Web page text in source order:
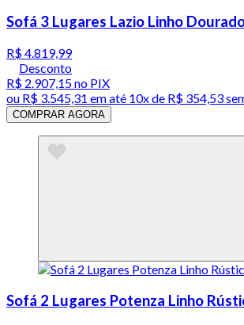
Sofá 3 Lugares Lazio Linho
R$ 4.819,99
Desconto
R$ 2.907,15no PIX
ou R$ 3.545,31 em até 10x de R$ 354,53
COMPRAR AGORA
Sofá 2 Lugares Potenza Linho